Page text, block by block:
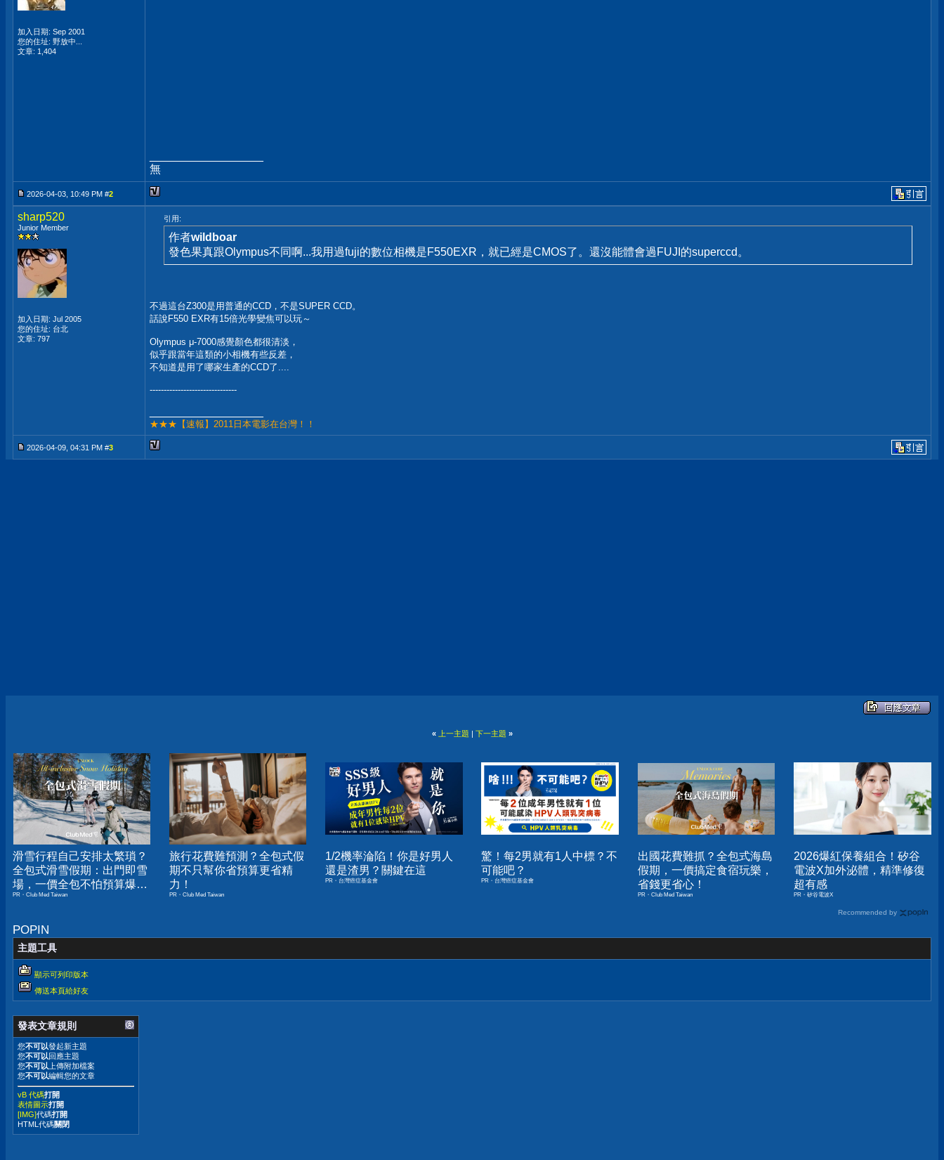
加入日期: Sep 2001
您的住址: 野放中...
文章: 1,404
無
2026-04-03, 10:49 PM #2
sharp520
Junior Member
加入日期: Jul 2005
您的住址: 台北
文章: 797
引用:
作者wildboar
發色果真跟Olympus不同啊...我用過fuji的數位相機是F550EXR，就已經是CMOS了。還沒能體會過FUJI的superccd。
不過這台Z300是用普通的CCD，不是SUPER CCD。
話說F550 EXR有15倍光學變焦可以玩～
Olympus μ-7000感覺顏色都很清淡，
似乎跟當年這類的小相機有些反差，
不知道是用了哪家生產的CCD了....
-------------------------------
★★★【速報】2011日本電影在台灣！！
2026-04-09, 04:31 PM #3
« 上一主題 | 下一主題 »
滑雪行程自己安排太繁瑣？
全包式滑雪假期：出門即雪
場，一價全包不怕預算爆
表！
PR・Club Med Taiwan
旅行花費難預測？全包式假
期不只幫你省預算更省精
力！
PR・Club Med Taiwan
1/2機率淪陷！你是好男人
還是渣男？關鍵在這
PR・台灣癌症基金會
驚！每2男就有1人中標？不
可能吧？
PR・台灣癌症基金會
出國花費難抓？全包式海島
假期，一價搞定食宿玩樂，
省錢更省心！
PR・Club Med Taiwan
2026爆紅保養組合！矽谷
電波X加外泌體，精準修復
超有感
PR・矽谷電波X
Recommended by
POPIN
主題工具
顯示可列印版本
傳送本頁給好友
發表文章規則
您不可以發起新主題
您不可以回應主題
您不可以上傳附加檔案
您不可以編輯您的文章
vB 代碼打開
表情圖示打開
[IMG]代碼打開
HTML代碼關閉